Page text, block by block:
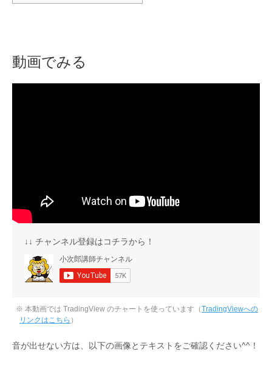
動画でみる
↓↓ チャンネル登録はコチラから！
※ 本動画では TradingView のチャートを使っています（TradingViewへの
リンクはこちら ）
音が出せない方は、以下の画像とテキストをご確認ください^^！